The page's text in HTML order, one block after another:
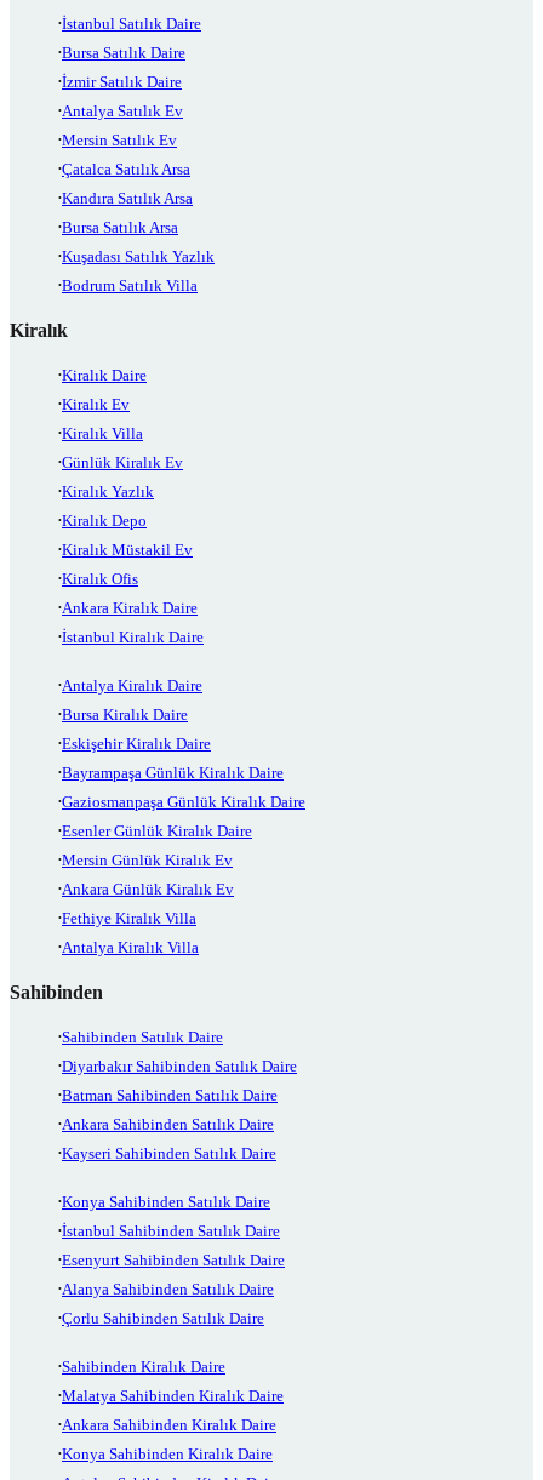
İstanbul Satılık Daire
Bursa Satılık Daire
İzmir Satılık Daire
Antalya Satılık Ev
Mersin Satılık Ev
Çatalca Satılık Arsa
Kandıra Satılık Arsa
Bursa Satılık Arsa
Kuşadası Satılık Yazlık
Bodrum Satılık Villa
Kiralık
Kiralık Daire
Kiralık Ev
Kiralık Villa
Günlük Kiralık Ev
Kiralık Yazlık
Kiralık Depo
Kiralık Müstakil Ev
Kiralık Ofis
Ankara Kiralık Daire
İstanbul Kiralık Daire
Antalya Kiralık Daire
Bursa Kiralık Daire
Eskişehir Kiralık Daire
Bayrampaşa Günlük Kiralık Daire
Gaziosmanpaşa Günlük Kiralık Daire
Esenler Günlük Kiralık Daire
Mersin Günlük Kiralık Ev
Ankara Günlük Kiralık Ev
Fethiye Kiralık Villa
Antalya Kiralık Villa
Sahibinden
Sahibinden Satılık Daire
Diyarbakır Sahibinden Satılık Daire
Batman Sahibinden Satılık Daire
Ankara Sahibinden Satılık Daire
Kayseri Sahibinden Satılık Daire
Konya Sahibinden Satılık Daire
İstanbul Sahibinden Satılık Daire
Esenyurt Sahibinden Satılık Daire
Alanya Sahibinden Satılık Daire
Çorlu Sahibinden Satılık Daire
Sahibinden Kiralık Daire
Malatya Sahibinden Kiralık Daire
Ankara Sahibinden Kiralık Daire
Konya Sahibinden Kiralık Daire